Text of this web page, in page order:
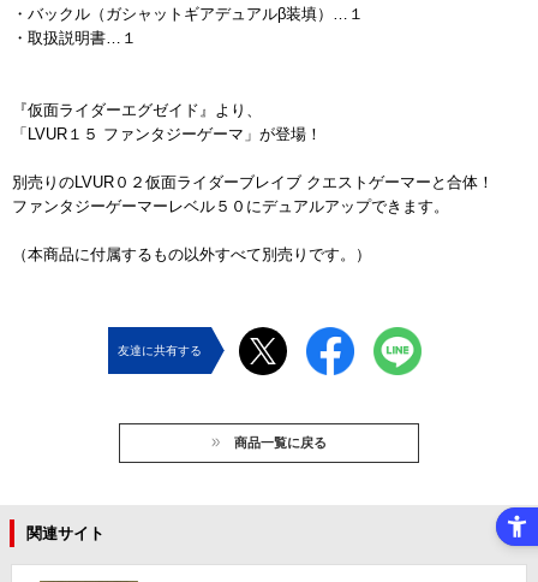
・バックル（ガシャットギアデュアルβ装填）…１
・取扱説明書…１
『仮面ライダーエグゼイド』より、
「LVUR１５ ファンタジーゲーマ」が登場！
別売りのLVUR０２仮面ライダーブレイブ クエストゲーマーと合体！
ファンタジーゲーマーレベル５０にデュアルアップできます。
（本商品に付属するもの以外すべて別売りです。）
友達に共有する
商品一覧に戻る
関連サイト